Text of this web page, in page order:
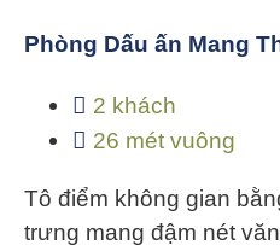
Phòng Dấu ấn Mang
2 khách
26 mét vuông
Tô điểm không gian
trưng mang đậm nét